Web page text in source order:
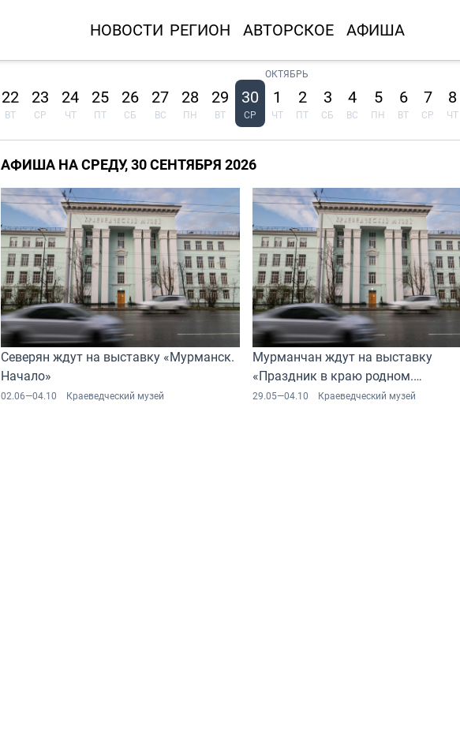
НОВОСТИ РЕГИОН АВТОРСКОЕ АФИША
22
ВТ
23
СР
24
ЧТ
25
ПТ
26
СБ
27
ВС
28
ПН
29
ВТ
30
СР
ОКТЯБРЬ
1
ЧТ
2
ПТ
3
СБ
4
ВС
5
ПН
6
ВТ
7
СР
8
ЧТ
АФИША НА СРЕДУ, 30 СЕНТЯБРЯ 2026
Северян ждут на выставку «Мурманск.
Начало»
02.06—04.10 Краеведческий музей
Мурманчан ждут на выставку
«Праздник в краю родном.
На перекрёстке традиций и времён»
29.05—04.10 Краеведческий музей